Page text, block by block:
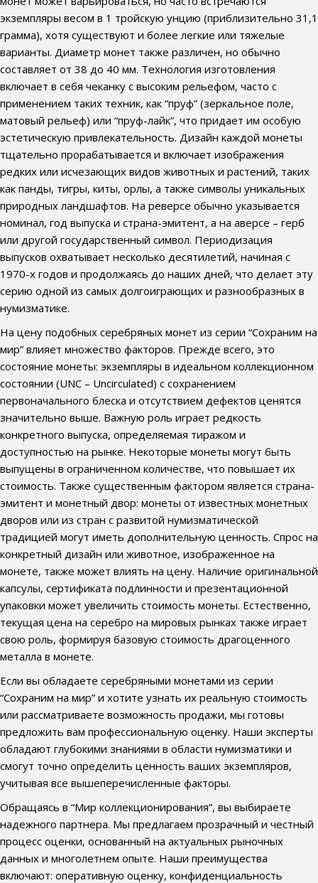
экземпляры весом в 1 тройскую унцию (приблизительно 31,1
грамма), хотя существуют и более легкие или тяжелые
варианты. Диаметр монет также различен, но обычно
составляет от 38 до 40 мм. Технология изготовления
включает в себя чеканку с высоким рельефом, часто с
применением таких техник, как “пруф” (зеркальное поле,
матовый рельеф) или “пруф-лайк”, что придает им особую
эстетическую привлекательность. Дизайн каждой монеты
тщательно прорабатывается и включает изображения
редких или исчезающих видов животных и растений, таких
как панды, тигры, киты, орлы, а также символы уникальных
природных ландшафтов. На реверсе обычно указывается
номинал, год выпуска и страна-эмитент, а на аверсе – герб
или другой государственный символ. Периодизация
выпусков охватывает несколько десятилетий, начиная с
1970-х годов и продолжаясь до наших дней, что делает эту
серию одной из самых долгоиграющих и разнообразных в
нумизматике.
На цену подобных серебряных монет из серии “Сохраним на
мир” влияет множество факторов. Прежде всего, это
состояние монеты: экземпляры в идеальном коллекционном
состоянии (UNC – Uncirculated) с сохранением
первоначального блеска и отсутствием дефектов ценятся
значительно выше. Важную роль играет редкость
конкретного выпуска, определяемая тиражом и
доступностью на рынке. Некоторые монеты могут быть
выпущены в ограниченном количестве, что повышает их
стоимость. Также существенным фактором является страна-
эмитент и монетный двор: монеты от известных монетных
дворов или из стран с развитой нумизматической
традицией могут иметь дополнительную ценность. Спрос на
конкретный дизайн или животное, изображенное на
монете, также может влиять на цену. Наличие оригинальной
капсулы, сертификата подлинности и презентационной
упаковки может увеличить стоимость монеты. Естественно,
текущая цена на серебро на мировых рынках также играет
свою роль, формируя базовую стоимость драгоценного
металла в монете.
Если вы обладаете серебряными монетами из серии
“Сохраним на мир” и хотите узнать их реальную стоимость
или рассматриваете возможность продажи, мы готовы
предложить вам профессиональную оценку. Наши эксперты
обладают глубокими знаниями в области нумизматики и
смогут точно определить ценность ваших экземпляров,
учитывая все вышеперечисленные факторы.
Обращаясь в “Мир коллекционирования”, вы выбираете
надежного партнера. Мы предлагаем прозрачный и честный
процесс оценки, основанный на актуальных рыночных
данных и многолетнем опыте. Наши преимущества
включают: оперативную оценку, конфиденциальность